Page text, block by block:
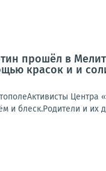
прошёл в
красок и и
Центра
и блеск.Родители и их